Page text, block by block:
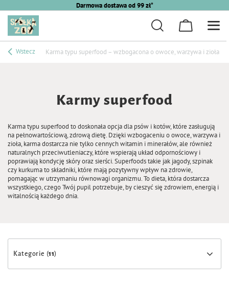
Darmowa dostawa od 99 zł*
Wstecz Karma typu superfood – wzbogacona o owoce, warzywa i zioła
Karmy superfood
Karma typu superfood to doskonała opcja dla psów i kotów, które zasługują
na pełnowartościową, zdrową dietę. Dzięki wzbogaceniu o owoce, warzywa i
zioła, karma dostarcza nie tylko cennych witamin i minerałów, ale również
naturalnych przeciwutleniaczy, które wspierają układ odpornościowy i
poprawiają kondycję skóry oraz sierści. Superfoods takie jak jagody, szpinak
czy kurkuma to składniki, które mają pozytywny wpływ na zdrowie,
pomagając w utrzymaniu równowagi organizmu. To dieta, która dostarcza
wszystkiego, czego Twój pupil potrzebuje, by cieszyć się zdrowiem, energią i
witalnością każdego dnia.
Kategorie (11)